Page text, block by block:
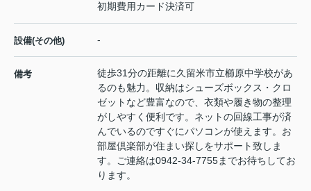
初期費用カード決済可
設備(その他) -
備考
徒歩31分の距離に久留米市立櫛原中学校があ
るのも魅力。収納はシューズボックス・クロ
ゼットなど豊富なので、衣類や履き物の整理
がしやすく便利です。ネットの回線工事が済
んでいるのですぐにパソコンが使えます。お
部屋倶楽部が住まい探しをサポート致しま
す。ご連絡は0942-34-7755までお待ちしてお
ります。